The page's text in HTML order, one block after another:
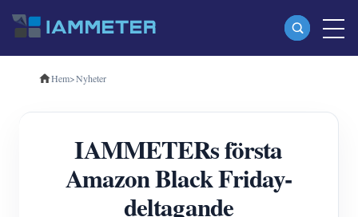
Produkter
Trefas Wi-Fi energimätare (WEM3080T)
Trefas Wi-Fi energimätare (WEM3046T)
Trefas Wi-Fi energimätare (WEM3050T)
Hem>Nyheter
IAMMETERs första
Amazon Black Friday-
deltagande